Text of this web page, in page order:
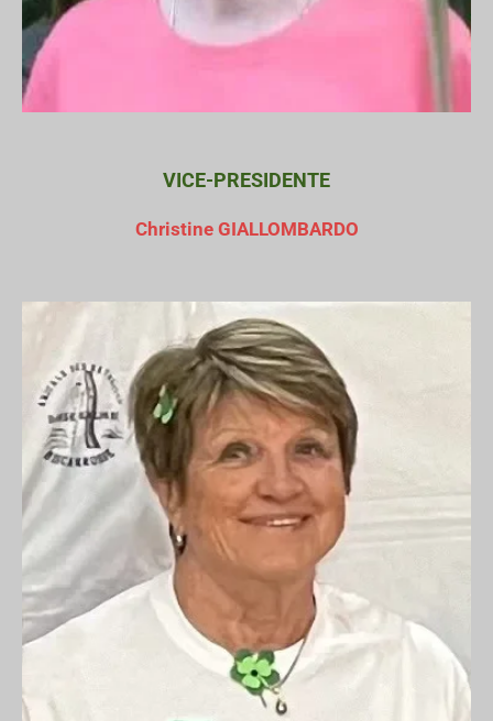
VICE-PRESIDENTE
Christine GIALLOMBARDO